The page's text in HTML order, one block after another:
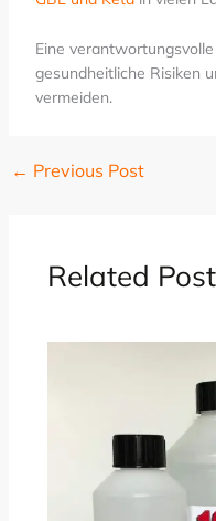
Eine
gesundheitliche Risiken
vermeiden.
← Previous Post
Related